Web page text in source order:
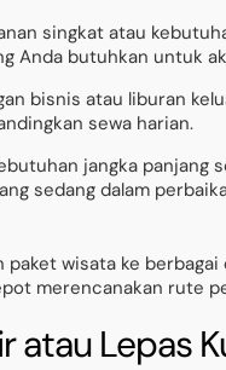
singkat atau
Anda butuhkan untuk
bisnis atau liburan
sewa harian.
jangka panjang
sedang dalam
paket wisata ke
merencanakan rute
atau Lepas